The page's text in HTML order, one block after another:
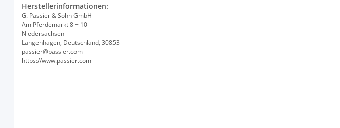
Herstellerinformationen:
G. Passier & Sohn GmbH
Am Pferdemarkt 8 + 10
Niedersachsen
Langenhagen, Deutschland, 30853
passier@passier.com
https://www.passier.com